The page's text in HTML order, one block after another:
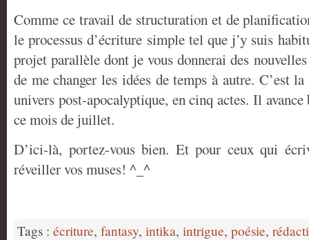
Comme ce travail de structuration et de
le processus d’écriture simple tel que j’y suis
projet parallèle dont je vous donnerai des
de me changer les idées de temps à autre. C’est
univers post-apocalyptique, en cinq actes. Il
ce mois de juillet.
D’ici-là, portez-vous bien. Et pour ceux qui
réveiller vos muses! ^_^
Tags : écriture, fantasy, intika, intrigue, poésie,